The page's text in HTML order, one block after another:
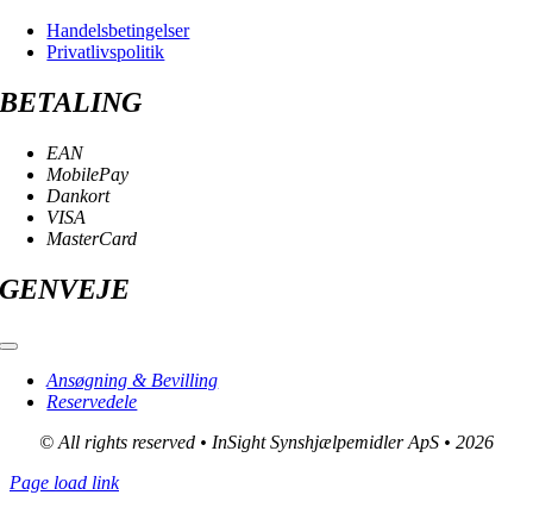
Handelsbetingelser
Privatlivspolitik
BETALING
EAN
MobilePay
Dankort
VISA
MasterCard
GENVEJE
Toggle
NavigationAnsøgning & Bevilling
Reservedele
© All rights reserved • InSight Synshjælpemidler ApS • 2026
Page load link